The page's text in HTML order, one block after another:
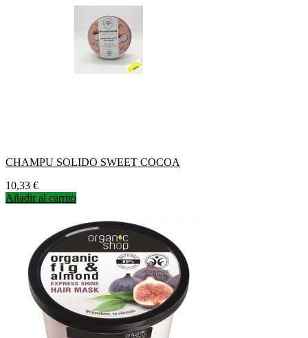
CHAMPU SOLIDO SWEET COCOA
Precio
10,33 €
Añadir al carrito